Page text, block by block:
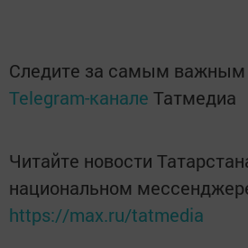
Следите за самым важным
Telegram-канале Татмедиа
Читайте новости
национальном
https://max.ru/tatmedia